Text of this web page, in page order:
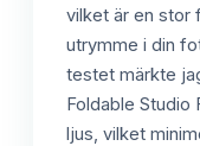
vilket är en stor
utrymme i din
testet märkte
Foldable
ljus, vilket